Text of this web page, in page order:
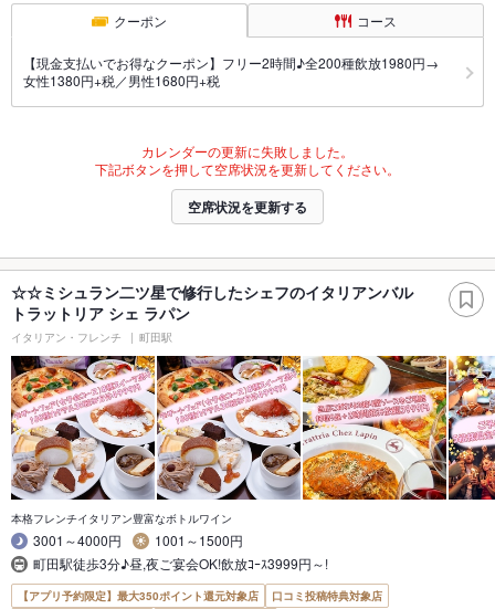
クーポン コース
【現金支払いでお得なクーポン】フリー2時間♪全200種飲放1980円→
女性1380円+税／男性1680円+税
カレンダーの更新に失敗しました。
下記ボタンを押して空席状況を更新してください。
空席状況を更新する
☆☆ミシュラン二ツ星で修行したシェフのイタリアンバル
トラットリア シェ ラパン
イタリアン・フレンチ 町田駅
本格フレンチイタリアン豊富なボトルワイン
3001～4000円
1001～1500円
町田駅徒歩3分♪昼,夜ご宴会OK!飲放ｺｰｽ3999円～!
【アプリ予約限定】最大350ポイント還元対象店
口コミ投稿特典対象店